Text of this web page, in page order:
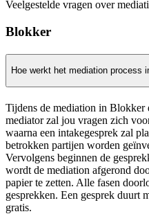
Veelgestelde vragen over
Blokker
Hoe werkt het mediation process
Tijdens de mediation in Blokker
mediator zal jou vragen zich
waarna een intakegesprek zal
betrokken partijen worden
Vervolgens beginnen de
wordt de mediation afgerond
papier te zetten. Alle fasen
gesprekken. Een gesprek duurt
gratis.